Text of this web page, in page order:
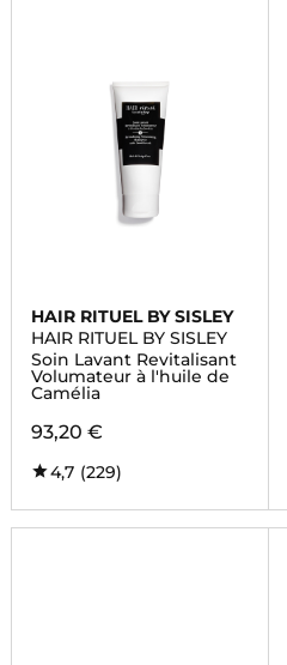
HAIR RITUEL BY SISLEY
HAIR RITUEL BY SISLEY
Soin Lavant Revitalisant
Volumateur à l'huile de
Camélia
93,20 €
4,7 (229)